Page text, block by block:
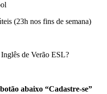
(23h nos fins de semana)
de Verão ESL?
abaixo “Cadastre-se”